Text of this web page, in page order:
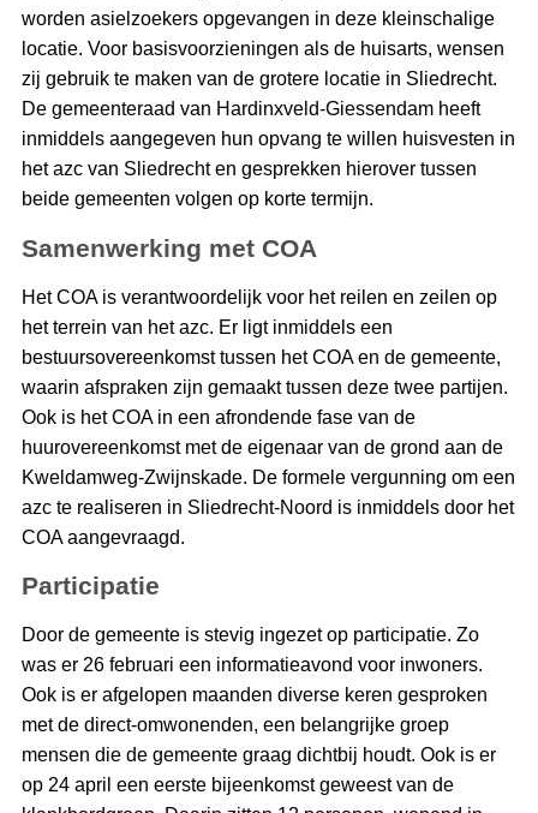
worden asielzoekers opgevangen in deze kleinschalige
locatie. Voor basisvoorzieningen als de huisarts, wensen
zij gebruik te maken van de grotere locatie in Sliedrecht.
De gemeenteraad van Hardinxveld-Giessendam heeft
inmiddels aangegeven hun opvang te willen huisvesten in
het azc van Sliedrecht en gesprekken hierover tussen
beide gemeenten volgen op korte termijn.
Samenwerking met COA
Het COA is verantwoordelijk voor het reilen en zeilen op
het terrein van het azc. Er ligt inmiddels een
bestuursovereenkomst tussen het COA en de gemeente,
waarin afspraken zijn gemaakt tussen deze twee partijen.
Ook is het COA in een afrondende fase van de
huurovereenkomst met de eigenaar van de grond aan de
Kweldamweg-Zwijnskade. De formele vergunning om een
azc te realiseren in Sliedrecht-Noord is inmiddels door het
COA aangevraagd.
Participatie
Door de gemeente is stevig ingezet op participatie. Zo
was er 26 februari een informatieavond voor inwoners.
Ook is er afgelopen maanden diverse keren gesproken
met de direct-omwonenden, een belangrijke groep
mensen die de gemeente graag dichtbij houdt. Ook is er
op 24 april een eerste bijeenkomst geweest van de